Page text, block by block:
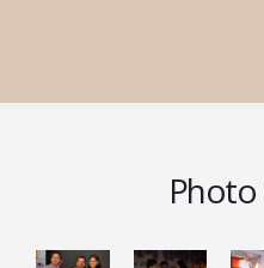
Photo